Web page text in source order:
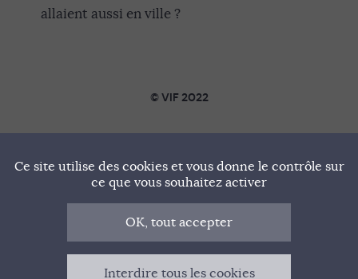
allaient aussi en ville ?
© VIF 2022
SOUTENIR VIF
NOTRE MANIFESTE
QUI SOMMES-NOUS ?
MENTIONS LÉGALES
Ce site utilise des cookies et vous donne le contrôle sur
ce que vous souhaitez activer
OK, tout accepter
Interdire tous les cookies